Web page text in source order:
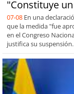
"Constituye
07-08 En una
que la medida "fue
en el Congreso
justifica su suspensión.